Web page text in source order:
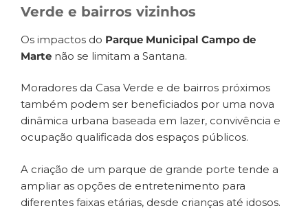
Verde e bairros vizinhos
Os impactos do Parque Municipal Campo de
Marte não se limitam a Santana.
Moradores da Casa Verde e de bairros próximos
também podem ser beneficiados por uma nova
dinâmica urbana baseada em lazer, convivência e
ocupação qualificada dos espaços públicos.
A criação de um parque de grande porte tende a
ampliar as opções de entretenimento para
diferentes faixas etárias, desde crianças até idosos.